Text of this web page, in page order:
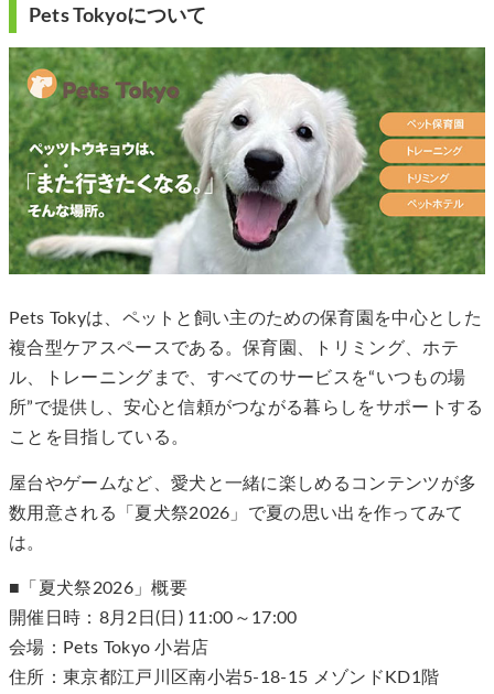
Pets Tokyoについて
Pets Tokyは、ペットと飼い主のための保育園を中心とした
複合型ケアスペースである。保育園、トリミング、ホテ
ル、トレーニングまで、すべてのサービスを“いつもの場
所”で提供し、安心と信頼がつながる暮らしをサポートする
ことを目指している。
屋台やゲームなど、愛犬と一緒に楽しめるコンテンツが多
数用意される「夏犬祭2026」で夏の思い出を作ってみて
は。
■「夏犬祭2026」概要
開催日時：8月2日(日) 11:00～17:00
会場：Pets Tokyo 小岩店
住所：東京都江戸川区南小岩5-18-15 メゾンドKD1階